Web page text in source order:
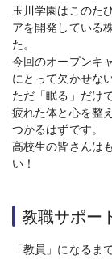
玉川学園はこのた
アを開発している
た。
今回のオープンキ
にとって欠かせな
ただ「眠る」だけ
疲れた体と心を整
つかるはずです。
高校生の皆さんは
い！
教職サポー
「教員」になるま